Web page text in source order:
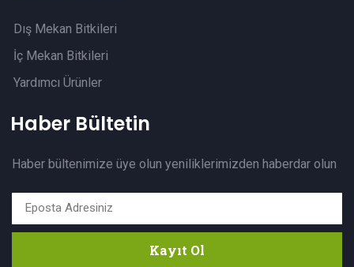
Dış Mekan Bitkileri
İç Mekan Bitkileri
Yardımcı Ürünler
Haber Bültetin
Haber bültenimize üye olun yeniliklerimizden haberdar olun
Kayıt Ol